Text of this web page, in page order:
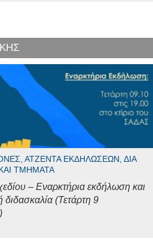
ΑΤΖΈΝΤΑ ΕΚΔΗΛΏΣΕΩΝ, ΔΙΆ
ΤΜΉΜΑΤΑ
– Εναρκτήρια εκδήλωση και
διδασκαλία (Τετάρτη 9